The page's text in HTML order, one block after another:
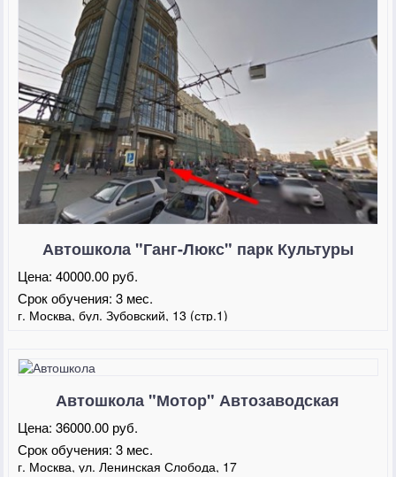
Автошкола "Ганг-Люкс" парк Культуры
Цена:40000.00 руб.
Срок обучения:3 мес.
г. Москва, бул. Зубовский, 13 (стр.1)
Автошкола "Мотор" Автозаводская
Цена:36000.00 руб.
Срок обучения:3 мес.
г. Москва, ул. Ленинская Слобода, 17